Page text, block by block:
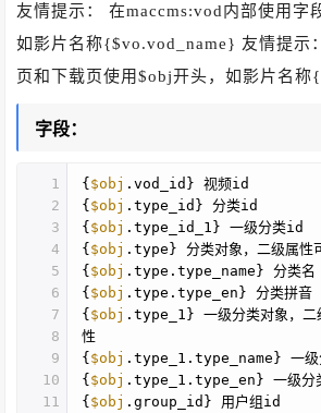
友情提示： 在maccms:vod内部使用字
如影片名称{$vo.vod_name} 友情提示
页和下载页使用$obj开头，如影片名
字段：
1
2
3
4
5
6
7
8
9
10
11
{$obj .vod_id} 视频id
{$obj .type_id} 分类id
{$obj .type_id_1} 一级分类id
{$obj .type} 分类对象，二级属性
{$obj .type.type_name} 分类名
{$obj .type.type_en} 分类拼音
{$obj .type_1} 一级分类对象，二
性
{$obj .type_1.type_name} 一级
{$obj .type_1.type_en} 一级分
{$obj .group_id} 用户组id